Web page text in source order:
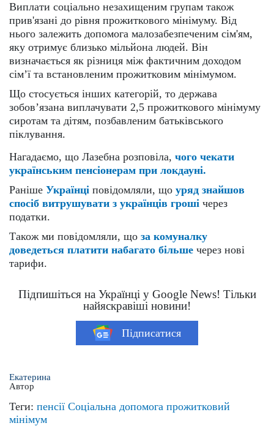
Виплати соціально незахищеним групам також
прив'язані до рівня прожиткового мінімуму. Від
нього залежить допомога малозабезпеченим сім'ям,
яку отримує близько мільйона людей. Він
визначається як різниця між фактичним доходом
сім’ї та встановленим прожитковим мінімумом.
Що стосується інших категорій, то держава
зобов’язана виплачувати 2,5 прожиткового мінімуму
сиротам та дітям, позбавленим батьківського
піклування.
Нагадаємо, що Лазебна розповіла, чого чекати
українським пенсіонерам при локдауні.
Раніше Українці повідомляли, що уряд знайшов
спосіб витрушувати з українців гроші через
податки.
Також ми повідомляли, що за комуналку
доведеться платити набагато більше через нові
тарифи.
Підпишіться на Українці у Google News! Тільки
найяскравіші новини!
Підписатися
Екатерина
Автор
Теги: пенсії Соціальна допомога прожитковий
мінімум